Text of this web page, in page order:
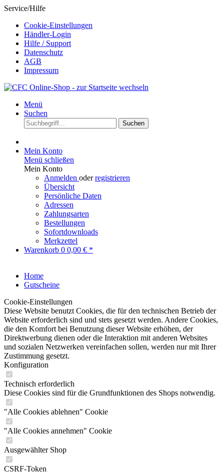
Service/Hilfe
Cookie-Einstellungen
Händler-Login
Hilfe / Support
Datenschutz
AGB
Impressum
Menü
Suchen
Suchen
Mein Konto
Menü schließen
Mein Konto
Anmelden oderregistrieren
Übersicht
Persönliche Daten
Adressen
Zahlungsarten
Bestellungen
Sofortdownloads
Merkzettel
Warenkorb 0 0,00 € *
Home
Gutscheine
Cookie-Einstellungen
Diese Website benutzt Cookies, die für den technischen Betrieb der
Website erforderlich sind und stets gesetzt werden. Andere Cookies,
die den Komfort bei Benutzung dieser Website erhöhen, der
Direktwerbung dienen oder die Interaktion mit anderen Websites
und sozialen Netzwerken vereinfachen sollen, werden nur mit Ihrer
Zustimmung gesetzt.
Konfiguration
Technisch erforderlich
Diese Cookies sind für die Grundfunktionen des Shops notwendig.
"Alle Cookies ablehnen" Cookie
"Alle Cookies annehmen" Cookie
Ausgewählter Shop
CSRF-Token